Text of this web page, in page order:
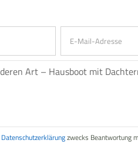
Datenschutzerklärungzwecks Beantwortung